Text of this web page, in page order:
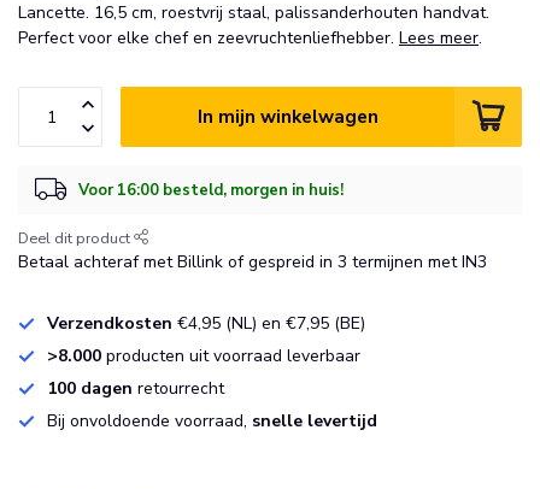
Lancette. 16,5 cm, roestvrij staal, palissanderhouten handvat.
Perfect voor elke chef en zeevruchtenliefhebber. Lees meer.
In mijn winkelwagen
Voor 16:00 besteld, morgen in huis!
Deel dit product
Betaal achteraf met Billink of gespreid in 3 termijnen met IN3
Verzendkosten €4,95 (NL) en €7,95 (BE)
>8.000 producten uit voorraad leverbaar
100 dagen retourrecht
Bij onvoldoende voorraad, snelle levertijd